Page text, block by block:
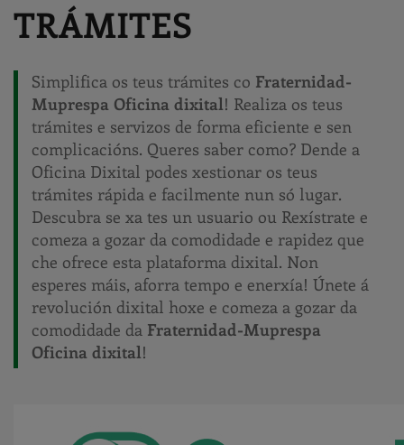
TRÁMITES
Simplifica os teus trámites co Fraternidad-
Muprespa Oficina dixital! Realiza os teus
trámites e servizos de forma eficiente e sen
complicacións. Queres saber como? Dende a
Oficina Dixital podes xestionar os teus
trámites rápida e facilmente nun só lugar.
Descubra se xa tes un usuario ou Rexístrate e
comeza a gozar da comodidade e rapidez que
che ofrece esta plataforma dixital. Non
esperes máis, aforra tempo e enerxía! Únete á
revolución dixital hoxe e comeza a gozar da
comodidade da Fraternidad-Muprespa
Oficina dixital!